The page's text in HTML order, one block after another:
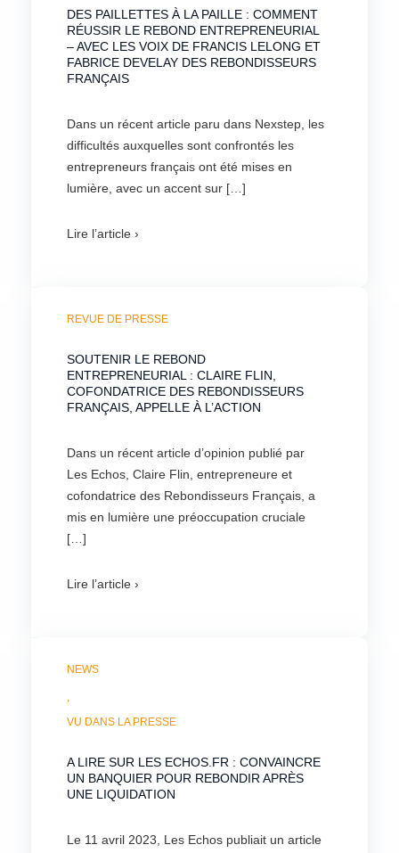
DES PAILLETTES À LA PAILLE : COMMENT
RÉUSSIR LE REBOND ENTREPRENEURIAL
– AVEC LES VOIX DE FRANCIS LELONG ET
FABRICE DEVELAY DES REBONDISSEURS
FRANÇAIS
Dans un récent article paru dans Nexstep, les
difficultés auxquelles sont confrontés les
entrepreneurs français ont été mises en
lumière, avec un accent sur […]
Lire l’article ›
REVUE DE PRESSE
SOUTENIR LE REBOND
ENTREPRENEURIAL : CLAIRE FLIN,
COFONDATRICE DES REBONDISSEURS
FRANÇAIS, APPELLE À L’ACTION
Dans un récent article d’opinion publié par
Les Echos, Claire Flin, entrepreneure et
cofondatrice des Rebondisseurs Français, a
mis en lumière une préoccupation cruciale
[…]
Lire l’article ›
NEWS
VU DANS LA PRESSE
A LIRE SUR LES ECHOS.FR : CONVAINCRE
UN BANQUIER POUR REBONDIR APRÈS
UNE LIQUIDATION
Le 11 avril 2023, Les Echos publiait un article